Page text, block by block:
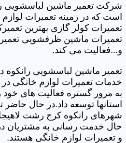
شرکت تعمیر ماشین لباسشویی
است که در زمینه تعمیرات
تعمیرات کولر گازی بهترین
تعمیرات ماشین ظرفشویی
و...فعالیت می کند.
تعمیر ماشین لباسشویی رانکوه
خدمات تعمیرات لوازم خانگی در
به مرور گستره فعالیت های خود
استانها توسعه داد.در حال حاضر
شهرهای رانکوه کرج رشت
حال خدمت رسانی به مشتریان
و تعمیرات لوازم خانگی هستند.